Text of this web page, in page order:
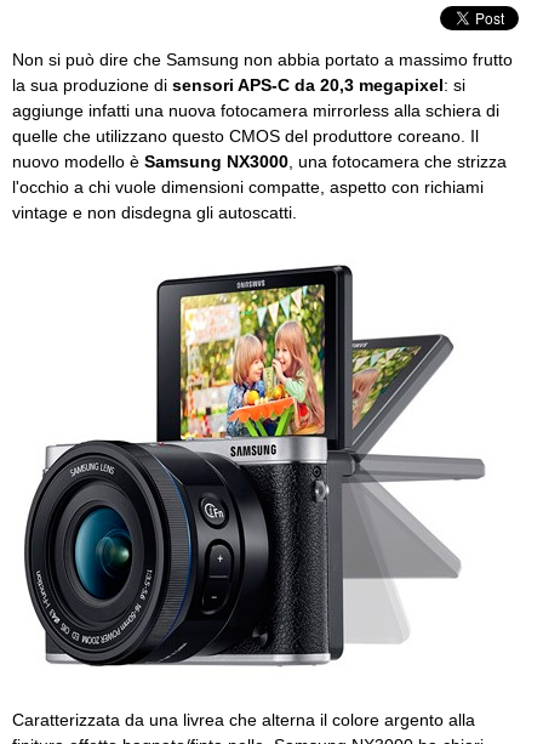
Non si può dire che Samsung non abbia portato a massimo frutto
la sua produzione di sensori APS-C da 20,3 megapixel: si
aggiunge infatti una nuova fotocamera mirrorless alla schiera di
quelle che utilizzano questo CMOS del produttore coreano. Il
nuovo modello è Samsung NX3000 , una fotocamera che strizza
l'occhio a chi vuole dimensioni compatte, aspetto con richiami
vintage e non disdegna gli autoscatti.
Caratterizzata da una livrea che alterna il colore argento alla